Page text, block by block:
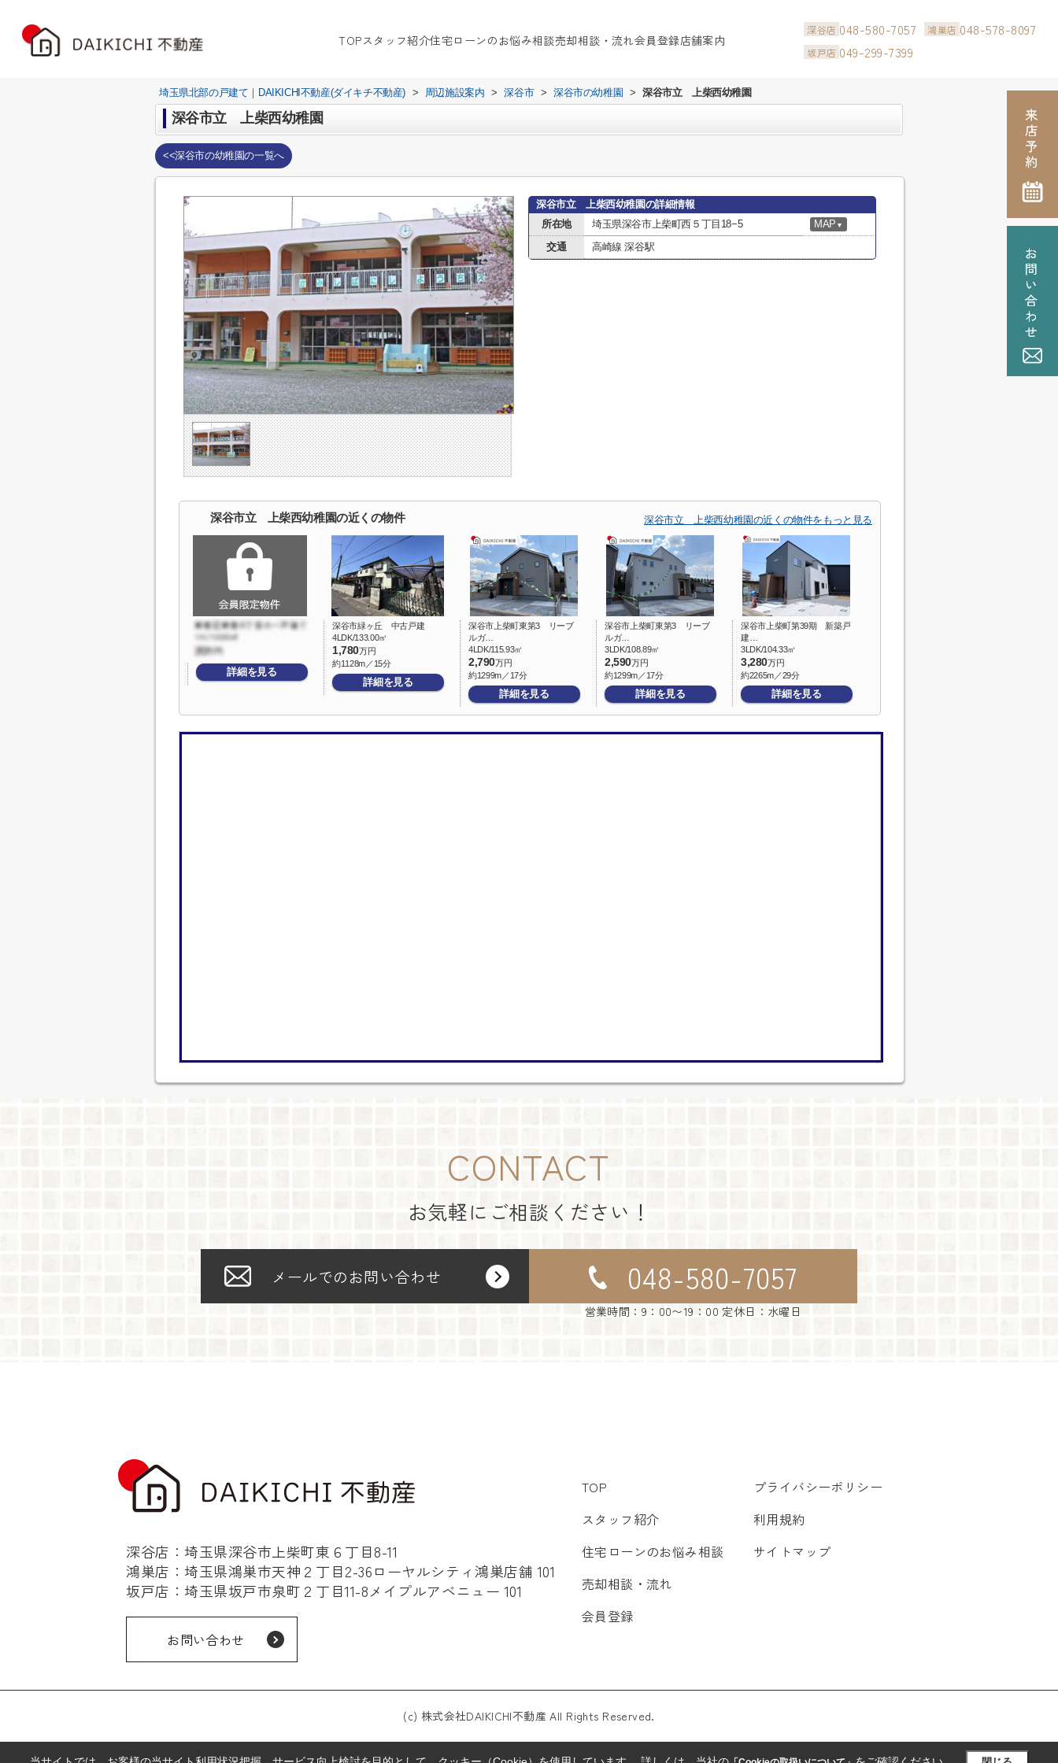
TOPスタッフ紹介住宅ローンのお悩み相談売却相談・流れ会員登録店舗案内
深谷店 048-580-7057 鴻巣店 048-578-8097
坂戸店 049-299-7399
埼玉県北部の戸建て｜DAIKICHI不動産(ダイキチ不動産) > 周辺施設案内 > 深谷市 > 深谷市の幼稚園 > 深谷市立 上柴西幼稚園
深谷市立 上柴西幼稚園
<<深谷市の幼稚園の一覧へ
深谷市立 上柴西幼稚園の詳細情報
所在地
埼玉県深谷市上柴町西５丁目18−5 MAP ▼
交通 高崎線 深谷駅
深谷市立 上柴西幼稚園の近くの物件 深谷市立 上柴西幼稚園の近くの物件をもっと見る
詳細を見る
深谷市緑ヶ丘 中古戸建
4LDK/133.00㎡
1,780万円
約1128m／15分
詳細を見る
深谷市上柴町東第3 リーブ
ルガ…
4LDK/115.93㎡
2,790万円
約1299m／17分
詳細を見る
深谷市上柴町東第3 リーブ
ルガ…
3LDK/108.89㎡
2,590万円
約1299m／17分
詳細を見る
深谷市上柴町第39期 新築戸
建…
3LDK/104.33㎡
3,280万円
約2265m／29分
詳細を見る
CONTACT
お気軽にご相談ください！
メールでのお問い合わせ 048-580-7057
営業時間：9：00〜19：00 定休日：水曜日
深谷店：埼玉県深谷市上柴町東６丁目8-11
鴻巣店：埼玉県鴻巣市天神２丁目2-36ローヤルシティ鴻巣店舗 101
坂戸店：埼玉県坂戸市泉町２丁目11-8メイプルアベニュー 101
お問い合わせ
TOP
スタッフ紹介
住宅ローンのお悩み相談
売却相談・流れ
会員登録
プライバシーポリシー
利用規約
サイトマップ
(c) 株式会社DAIKICHI不動産 All Rights Reserved.